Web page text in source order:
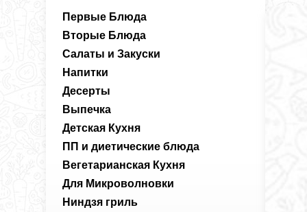
Первые Блюда
Вторые Блюда
Салаты и Закуски
Напитки
Десерты
Выпечка
Детская Кухня
ПП и диетические блюда
Вегетарианская Кухня
Для Микроволновки
Ниндзя гриль